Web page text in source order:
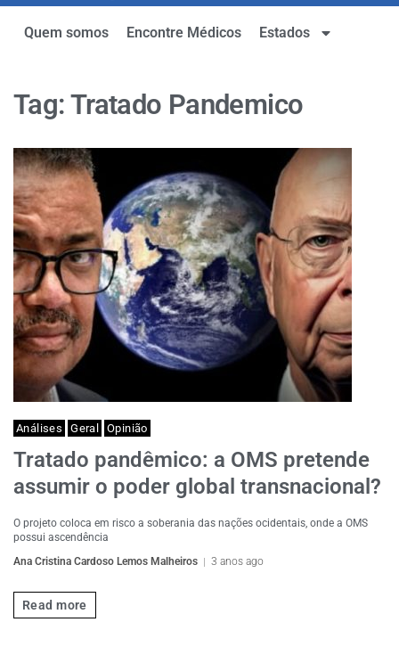
Quem somos Encontre Médicos Estados
Tag:Tratado Pandemico
Análises Geral Opinião
Tratado pandêmico: a OMS pretende
assumir o poder global transnacional?
O projeto coloca em risco a soberania das nações ocidentais, onde a OMS
possui ascendência
Ana Cristina Cardoso Lemos Malheiros
3 anos ago
Read more